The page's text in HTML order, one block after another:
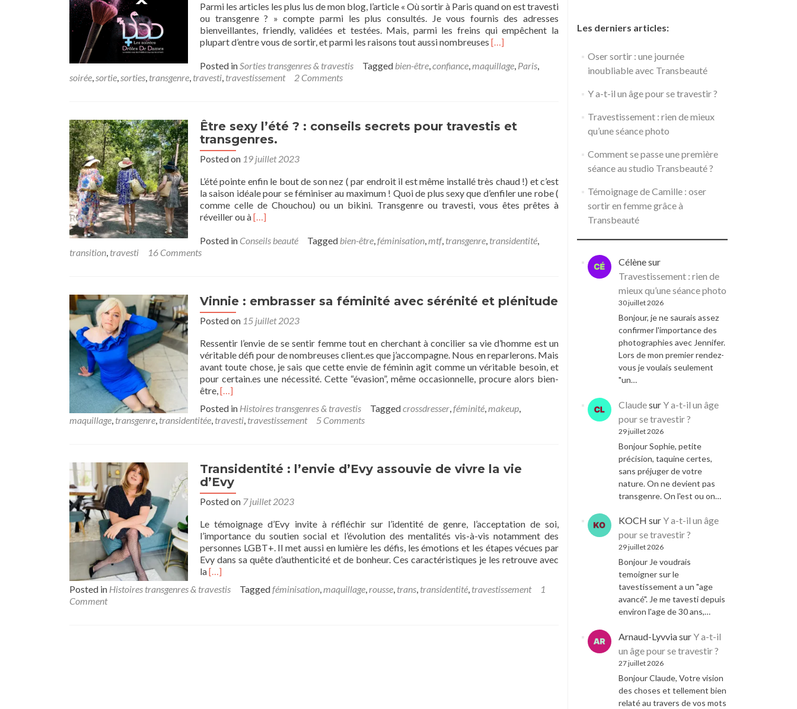
plusieurs
Parmi les articles les plus lus de mon blog, l’article « Où sortir à Paris quand on est travesti
ou transgenre ? » compte parmi les plus consultés. Je vous fournis des adresses
bienveillantes, friendly, validées et testées. Mais, parmi les freins qui empêchent la
plupart d’entre vous de sortir, et parmi les raisons tout aussi nombreuses Read
about
de
passing
en
soirée
[…]
Posted inSorties transgenres & travestis Tagged bien-être,confiance,maquillage, Paris,
soirée,sortie,sorties, transgenre, travesti, travestissement 2 Comments
Être sexy l’été ? : conseils secrets pour travestis et
transgenres.
Posted on 19 juillet 2023
L’été pointe enfin le bout de son nez ( par endroit il est même installé très chaud !) et c’est
la saison idéale pour se féminiser au maximum ! Quoi de plus sexy que d’enfiler une robe (
comme celle de Chouchou) ou un bikini. Transgenre ou travesti, vous êtes prêtes à
réveiller ou àRead
about
:
secrets
travestis
et
transgenres.
[…]
Posted in Conseils beauté Tagged bien-être,féminisation,mtf, transgenre, transidentité,
transition, travesti 16 Comments
Vinnie : embrasser sa féminité avec sérénité et plénitude
Posted on 15 juillet 2023
Ressentir l’envie de se sentir femme tout en cherchant à concilier sa vie d’homme est un
véritable défi pour de nombreuses client.es que j’accompagne. Nous en reparlerons. Mais
avant toute chose, je sais que cette envie de féminin agit comme un véritable besoin, et
pour certain.es une nécessité. Cette “évasion”, même occasionnelle, procure alors bien-
être,Read
about
Vinnie
féminité
avec
sérénité
et
plénitude
[…]
Posted in Histoires transgenres & travestis Taggedcrossdresser,féminité,makeup,
maquillage, transgenre, transidentitée, travesti, travestissement 5 Comments
Transidentité : l’envie d’Evy assouvie de vivre la vie
d’Evy
Posted on 7 juillet 2023
Le témoignage d’Evy invite à réfléchir sur l’identité de genre, l’acceptation de soi,
l’importance du soutien social et l’évolution des mentalités vis-à-vis notamment des
personnes LGBT+. Il met aussi en lumière les défis, les émotions et les étapes vécues par
Evy dans sa quête d’authenticité et de bonheur. Ces caractéristiques je les retrouve avec
laRead
about
[…]
Posted in Histoires transgenres & travestis Taggedféminisation,maquillage,rousse, trans, transidentité, travestissement
1
Comment
Les derniers articles:
Oser sortir : une journée
inoubliable avec Transbeauté
Y a-t-il un âge pour se travestir ?
Travestissement : rien de mieux
qu’une séance photo
Comment se passe une première
séance au studio Transbeauté ?
Témoignage de Camille : oser
sortir en femme grâce à
Transbeauté
Célènesur
Travestissement : rien de
mieux qu’une séance photo
30 juillet 2026
Bonjour, je ne saurais assez
confirmer l'importance des
photographies avec Jennifer.
Lors de mon premier rendez-
vous je voulais seulement
"un…
ClaudesurY a-t-il un âge
pour se travestir ?
29 juillet 2026
Bonjour Sophie, petite
précision, taquine certes,
sans préjuger de votre
nature. On ne devient pas
transgenre. On l'est ou on…
KOCH surY a-t-il un âge
pour se travestir ?
29 juillet 2026
Bonjour Je voudrais
temoigner sur le
tavestissement a un "age
avancé". Je me tavesti depuis
environ l'age de 30 ans,…
Arnaud-LyvviasurY a-t-il
un âge pour se travestir ?
27 juillet 2026
Bonjour Claude, Votre vision
des choses et tellement bien
relaté au travers de vos mots